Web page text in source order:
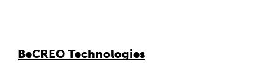
BeCREO Technologies